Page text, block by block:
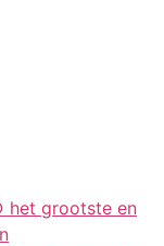
het grootste en